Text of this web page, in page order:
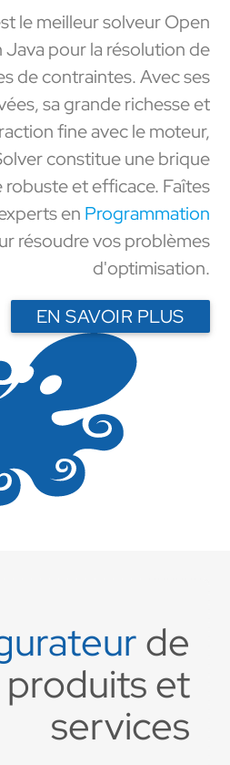
le meilleur solveur Open
Java pour la résolution de
de contraintes. Avec ses
sa grande richesse et
fine avec le moteur,
constitue une brique
et efficace. Faîtes
en Programmation
résoudre vos problèmes
d'optimisation.
EN SAVOIR PLUS
de
produits et
services